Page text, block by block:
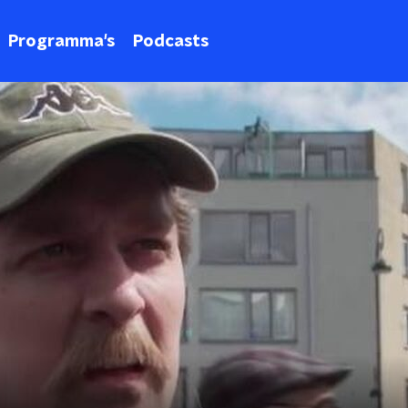
Programma's Podcasts